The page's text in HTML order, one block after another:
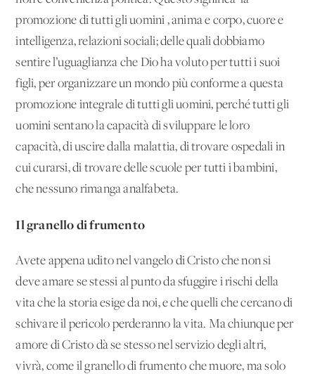
promozione di tutti gli uomini', anima e corpo, cuore e
intelligenza, relazioni sociali; delle quali dobbiamo
sentire l’uguaglianza che Dio ha voluto per tutti i suoi
figli, per organizzare un mondo più conforme a questa
promozione integrale di tutti gli uomini, perché tutti gli
uomini sentano la capacità di sviluppare le loro
capacità, di uscire dalla malattia, di trovare ospedali in
cui curarsi, di trovare delle scuole per tutti i bambini,
che nessuno rimanga analfabeta.
Il granello di frumento
Avete appena udito nel vangelo di Cristo che non si
deve amare se stessi al punto da sfuggire i rischi della
vita che la storia esige da noi, e che quelli che cercano di
schivare il pericolo perderanno la vita. Ma chiunque per
amore di Cristo dà se stesso nel servizio degli altri,
vivrà, come il granello di frumento che muore, ma solo